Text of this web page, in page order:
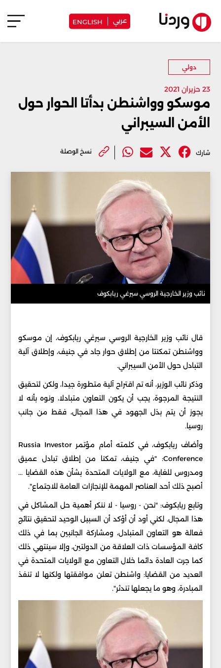
عربي ENGLISH
دولي
23 حزيران 2021
موسكو وواشنطن بدأتا الحوار حول
الأمن السيبراني
شارك نسخ الوصلة
نائب وزير الخارجية الروسي سيرغي ريابكوف
قال نائب وزير الخارجية الروسي سيرغي ريابكوف، إن موسكو
وواشنطن تمكنتا من إطلاق حوار جاد في جنيف، وإطلاق آلية
التبادل حول الأمن السيبراني.
وذكر نائب الوزير، أنه تم اقتراح آلية متطورة جيدا، ولكن لتحقيق
النتيجة المرجوة، يجب أن يكون التعاون متبادلا، ونوه بأنه لا
يجوز أن يتم بذل الجهود في هذا المجال، فقط من جانب
روسيا.
وأضاف ريابكوف، في كلمته أمام مؤتمر Russia Investor
Conference: "في جنيف، تمكنا من إطلاق تبادل عميق
ومدروس للغاية، مع الولايات المتحدة بشأن هذه القضايا ...
أصبح ذلك أحد العناصر المهمة للإنجازات العامة للاجتماع".
وتابع ريابكوف: "نحن - روسيا - لا ننكر أهمية حل المشاكل في
هذا المجال. لكني أود أن أؤكد أن السبيل الوحيد لتحقيق نتائج
فعالة هو التعاون المتبادل، ومشاركة الجانبين بما في ذلك
كافة المؤسسات ذات العلاقة من الدولتين، وإلا سينتهي ذلك
كما جرت العادة دائما خلال التعاون مع الولايات المتحدة في
العديد من القضايا: واشنطن تعلن موافقتها ولكنها لا تنفذ
المبادرة، وهو ما يجعلها تندثر".